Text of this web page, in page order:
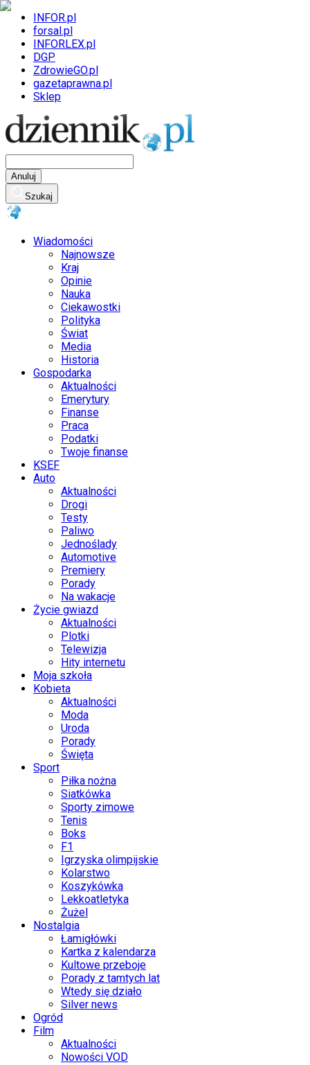
INFOR.pl
forsal.pl
INFORLEX.pl
DGP
ZdrowieGO.pl
gazetaprawna.pl
Sklep
Anuluj
Szukaj
Wiadomości
Najnowsze
Kraj
Opinie
Nauka
Ciekawostki
Polityka
Świat
Media
Historia
Gospodarka
Aktualności
Emerytury
Finanse
Praca
Podatki
Twoje finanse
KSEF
Auto
Aktualności
Drogi
Testy
Paliwo
Jednoślady
Automotive
Premiery
Porady
Na wakacje
Życie gwiazd
Aktualności
Plotki
Telewizja
Hity internetu
Moja szkoła
Kobieta
Aktualności
Moda
Uroda
Porady
Święta
Sport
Piłka nożna
Siatkówka
Sporty zimowe
Tenis
Boks
F1
Igrzyska olimpijskie
Kolarstwo
Koszykówka
Lekkoatletyka
Żużel
Nostalgia
Łamigłówki
Kartka z kalendarza
Kultowe przeboje
Porady z tamtych lat
Wtedy się działo
Silver news
Ogród
Film
Aktualności
Nowości VOD